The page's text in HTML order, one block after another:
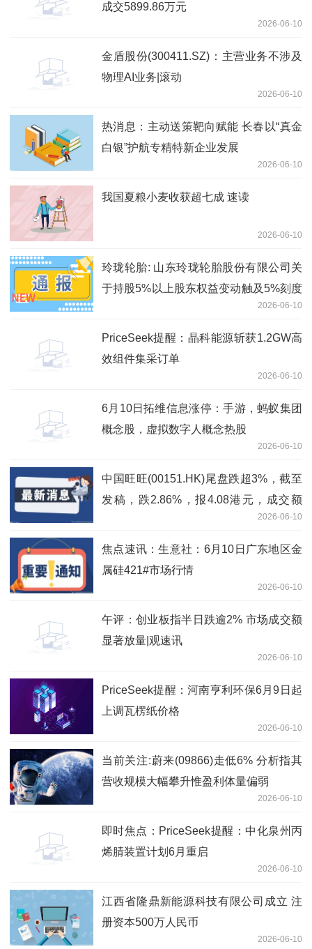
成交5899.86万元
2026-06-10
金盾股份(300411.SZ)：主营业务不涉及
物理AI业务|滚动
2026-06-10
热消息：主动送策靶向赋能 长春以“真金
白银”护航专精特新企业发展
2026-06-10
我国夏粮小麦收获超七成 速读
2026-06-10
玲珑轮胎: 山东玲珑轮胎股份有限公司关
于持股5%以上股东权益变动触及5%刻度
2026-06-10
PriceSeek提醒：晶科能源斩获1.2GW高
效组件集采订单
2026-06-10
6月10日拓维信息涨停：手游，蚂蚁集团
概念股，虚拟数字人概念热股
2026-06-10
中国旺旺(00151.HK)尾盘跌超3%，截至
发稿，跌2.86%，报4.08港元，成交额
2026-06-10
焦点速讯：生意社：6月10日广东地区金
属硅421#市场行情
2026-06-10
午评：创业板指半日跌逾2% 市场成交额
显著放量|观速讯
2026-06-10
PriceSeek提醒：河南亨利环保6月9日起
上调瓦楞纸价格
2026-06-10
当前关注:蔚来(09866)走低6% 分析指其
营收规模大幅攀升惟盈利体量偏弱
2026-06-10
即时焦点：PriceSeek提醒：中化泉州丙
烯腈装置计划6月重启
2026-06-10
江西省隆鼎新能源科技有限公司成立 注
册资本500万人民币
2026-06-10